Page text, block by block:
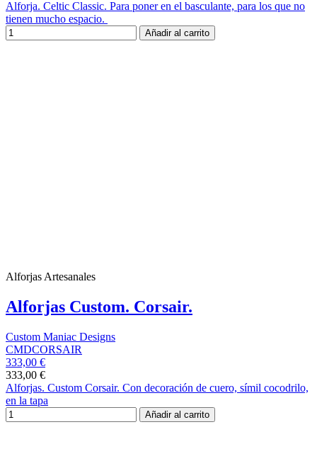
Alforja. Celtic Classic. Para poner en el basculante, para los que no
tienen mucho espacio.
Añadir al carrito
Alforjas Artesanales
Alforjas Custom. Corsair.
Custom Maniac Designs
CMDCORSAIR
333,00 €
333,00 €
Alforjas. Custom Corsair. Con decoración de cuero, símil cocodrilo,
en la tapa
Añadir al carrito